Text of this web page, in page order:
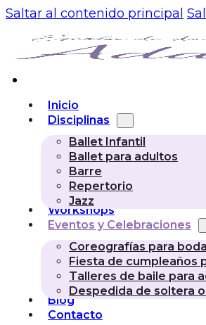
Saltar al contenido principal
Inicio
Disciplinas
Ballet Infantil
Ballet para adultos
Barre
Repertorio
Jazz
Workshops
Eventos y Celebraciones
Coreografías para
Fiesta de cumpleaños
Talleres de baile para
Despedida de soltera
Blog
Contacto